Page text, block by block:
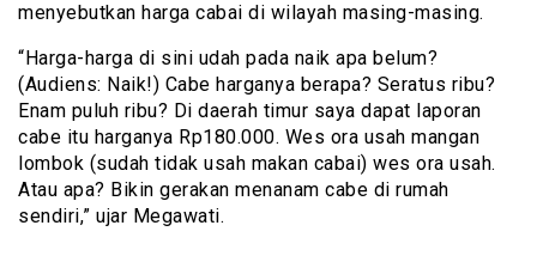
menyebutkan harga cabai di wilayah masing-masing.
“Harga-harga di sini udah pada naik apa belum?
(Audiens: Naik!) Cabe harganya berapa? Seratus ribu?
Enam puluh ribu? Di daerah timur saya dapat laporan
cabe itu harganya Rp180.000. Wes ora usah mangan
lombok (sudah tidak usah makan cabai) wes ora usah.
Atau apa? Bikin gerakan menanam cabe di rumah
sendiri,” ujar Megawati.